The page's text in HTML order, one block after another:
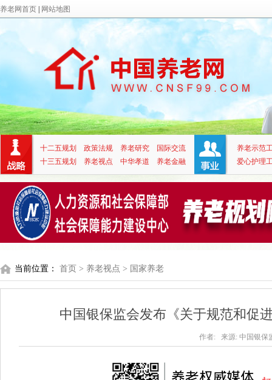
养老网首页 网站地图
十二五规划 政策法规 养老研究
国际交流
十三五规划
养老视点 中华孝道 养老金融
养老示范
爱心护理
当前位置： 首页 > 养老视点 > 国家养老
中国银保监会发布《关于规范和促
作者: 来源: 中国银保